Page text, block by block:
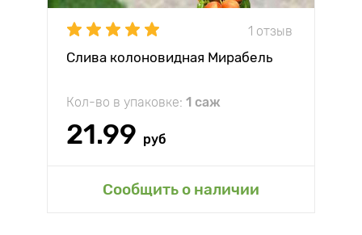
1 отзыв
Слива колоновидная Мирабель
Кол-во в упаковке: 1 саж
21.99 руб
Сообщить о наличии